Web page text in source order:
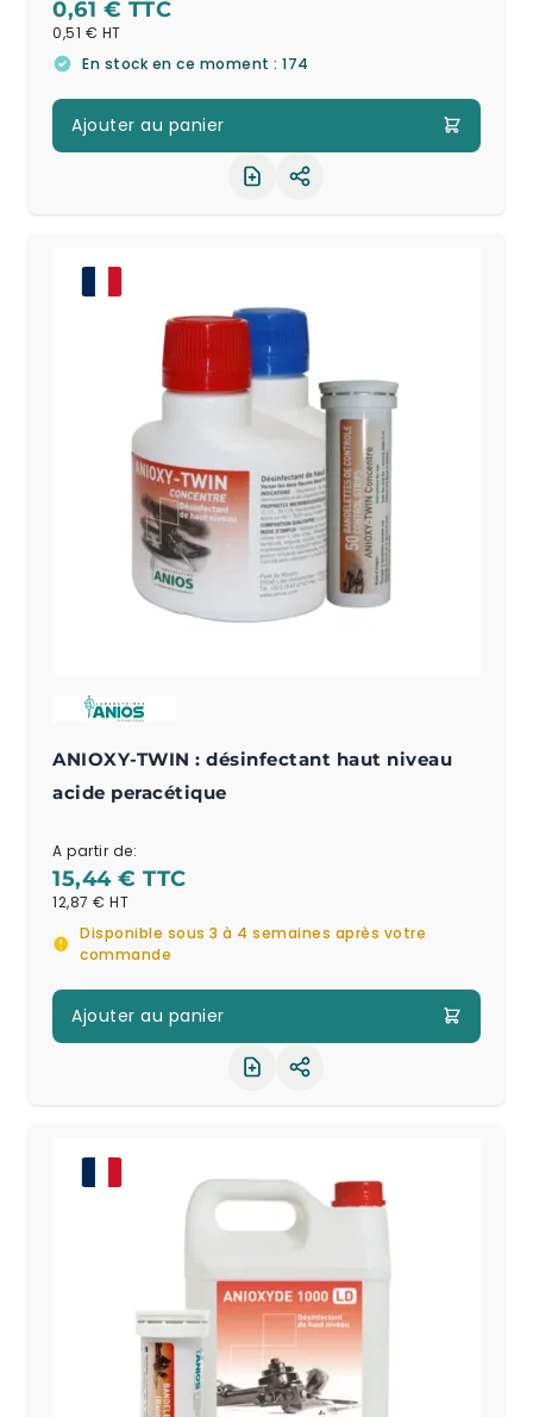
0,61 €
0,51 €
En stock en ce moment : 174
Ajouter au panier
Partager le produit
ANIOXY-TWIN : désinfectant haut niveau
acide peracétique
A partir de:
15,44 €
12,87 €
Disponible sous 3 à 4 semaines après votre
commande
Ajouter au panier
Partager le produit